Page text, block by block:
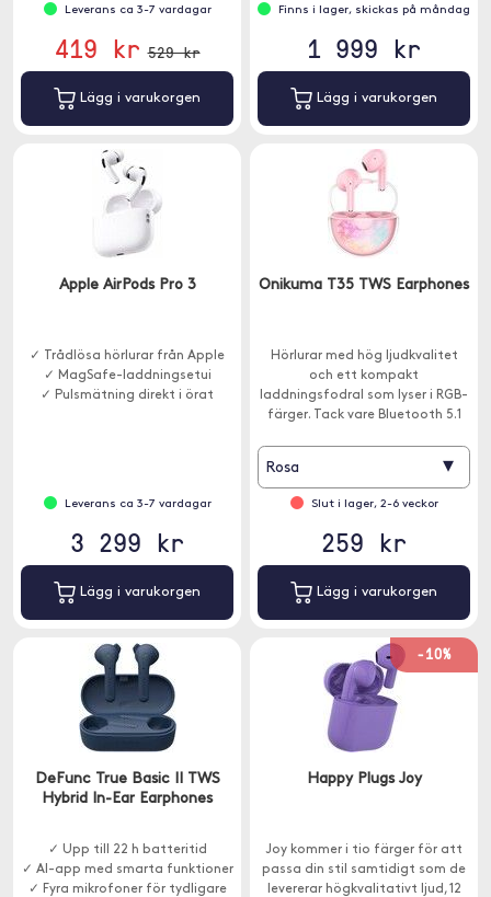
Leverans ca 3-7 vardagar
419 kr 529 kr
Lägg i varukorgen
Finns i lager, skickas på måndag
1 999 kr
Lägg i varukorgen
Apple AirPods Pro 3
✓ Trådlösa hörlurar från Apple
✓ MagSafe-laddningsetui
✓ Pulsmätning direkt i örat
Leverans ca 3-7 vardagar
3 299 kr
Lägg i varukorgen
Onikuma T35 TWS Earphones
Hörlurar med hög ljudkvalitet
och ett kompakt
laddningsfodral som lyser i RGB-
färger. Tack vare Bluetooth 5.1
Rosa ▾
Slut i lager, 2-6 veckor
259 kr
Lägg i varukorgen
DeFunc True Basic II TWS
Hybrid In-Ear Earphones
✓ Upp till 22 h batteritid
✓ AI-app med smarta funktioner
✓ Fyra mikrofoner för tydligare
-10%
Happy Plugs Joy
Joy kommer i tio färger för att
passa din stil samtidigt som de
levererar högkvalitativt ljud, 12